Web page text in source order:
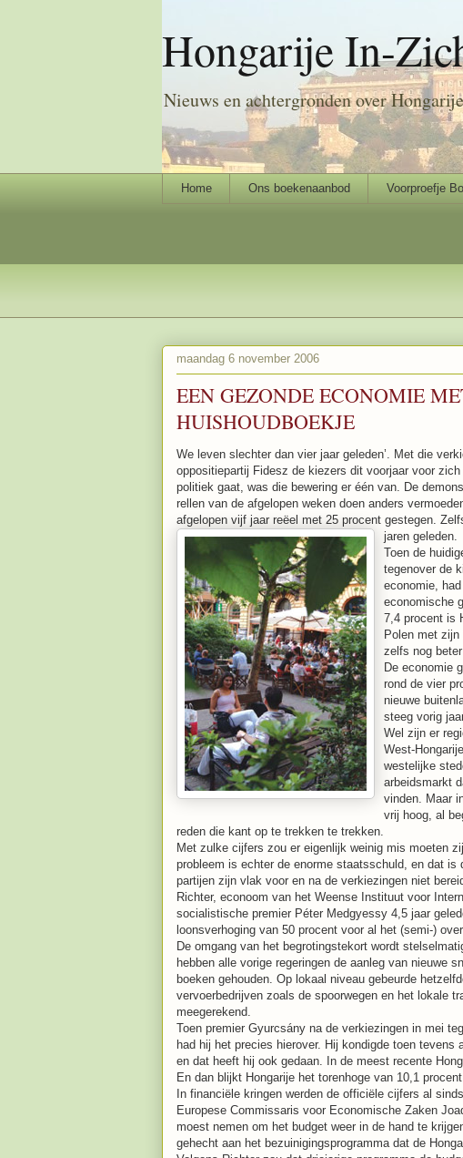
Hongarije In-
Nieuws en achtergronden over
Home Ons boekenaanbod Voorproefje
maandag 6 november 2006
EEN GEZONDE ECONOMIE
HUISHOUDBOEKJE
We leven slechter dan vier jaar geleden’. Met die
oppositiepartij Fidesz de kiezers dit voorjaar voor
politiek gaat, was die bewering er één van. De
rellen van de afgelopen weken doen anders
afgelopen vijf jaar reëel met 25 procent gestegen.
jaren geleden
Toen de
tegenover de
economie,
economische
7,4 procent is
Polen met
zelfs nog
De economie
rond de vier
nieuwe
steeg vorig
Wel zijn er
West-
westelijke
arbeidsmarkt
vinden. Maar
vrij hoog, al
reden die kant op te trekken te trekken.
Met zulke cijfers zou er eigenlijk weinig mis moeten
probleem is echter de enorme staatsschuld, en dat
partijen zijn vlak voor en na de verkiezingen niet
Richter, econoom van het Weense Instituut voor
socialistische premier Péter Medgyessy 4,5 jaar
loonsverhoging van 50 procent voor al het (semi-)
De omgang van het begrotingstekort wordt
hebben alle vorige regeringen de aanleg van nieuwe
boeken gehouden. Op lokaal niveau gebeurde
vervoerbedrijven zoals de spoorwegen en het lokale
meegerekend.
Toen premier Gyurcsány na de verkiezingen in mei
had hij het precies hierover. Hij kondigde toen tevens
en dat heeft hij ook gedaan. In de meest recente
En dan blijkt Hongarije het torenhoge van 10,1 procent
In financiële kringen werden de officiële cijfers al
Europese Commissaris voor Economische Zaken
moest nemen om het budget weer in de hand te
gehecht aan het bezuinigingsprogramma dat de